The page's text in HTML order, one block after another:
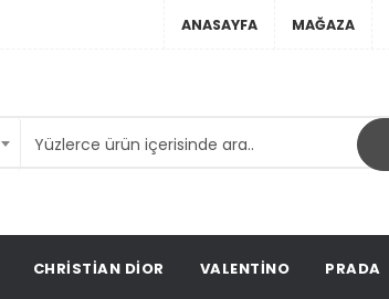
ANASAYFA MAĞAZA
CHRISTIAN DIOR VALENTINO PRADA